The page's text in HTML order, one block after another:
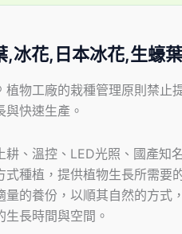
,冰花,日本冰花,生蠔
植物工廠的栽種管理原則禁止
與快速生產。
耕、溫控、LED光照、國產知
式種植，提供植物生長所需要
量的養份，以順其自然的方式
生長時間與空間。